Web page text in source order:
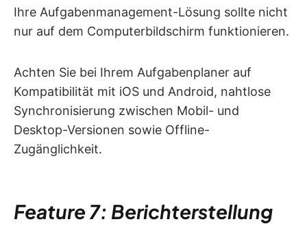
Ihre Aufgabenmanagement-Lösung sollte nicht
nur auf dem Computerbildschirm funktionieren.
Achten Sie bei Ihrem Aufgabenplaner auf
Kompatibilität mit iOS und Android, nahtlose
Synchronisierung zwischen Mobil- und
Desktop-Versionen sowie Offline-
Zugänglichkeit.
Feature 7: Berichterstellung